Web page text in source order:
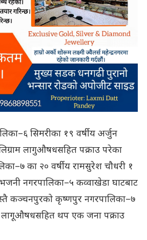
सिमरीका १९ वर्षीय अर्जुन
लागुऔषधसहित पक्राउ परेका
का २० वर्षीय रामसुरेश चौधरी १
नगरपालिका–५ कव्वाखेडा घाटबाट
कञ्चनपुरको कृष्णपुर नगरपालिका–७
लागूऔषधसहित थप एक जना पक्राउ